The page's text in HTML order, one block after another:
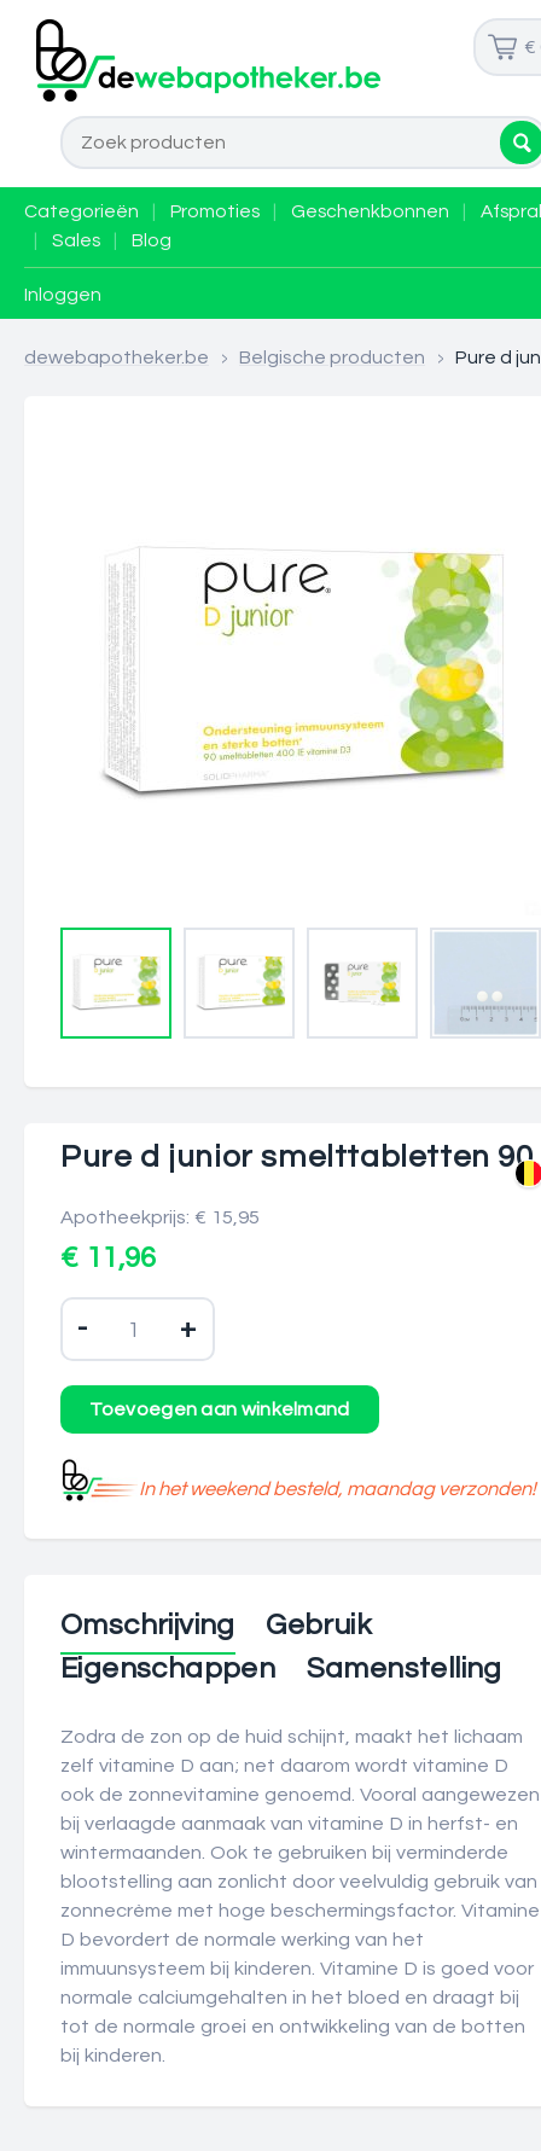
€
Categorieën Promoties Geschenkbonnen
Sales Blog
Inloggen
dewebapotheker.be > Belgische producten > Pure d
Pure d junior smelttabletten 90
Apotheekprijs: € 15,95
€ 11,96
- +
In het weekend besteld, maandag verzonden!
Omschrijving
Gebruik
Eigenschappen
Samenstelling
Zodra de zon op de huid schijnt, maakt het lichaam
zelf vitamine D aan; net daarom wordt vitamine D
ook de zonnevitamine genoemd. Vooral aangewezen
bij verlaagde aanmaak van vitamine D in herfst- en
wintermaanden. Ook te gebruiken bij verminderde
blootstelling aan zonlicht door veelvuldig gebruik van
zonnecrème met hoge beschermingsfactor. Vitamine
D bevordert de normale werking van het
immuunsysteem bij kinderen. Vitamine D is goed voor
normale calciumgehalten in het bloed en draagt bij
tot de normale groei en ontwikkeling van de botten
bij kinderen.